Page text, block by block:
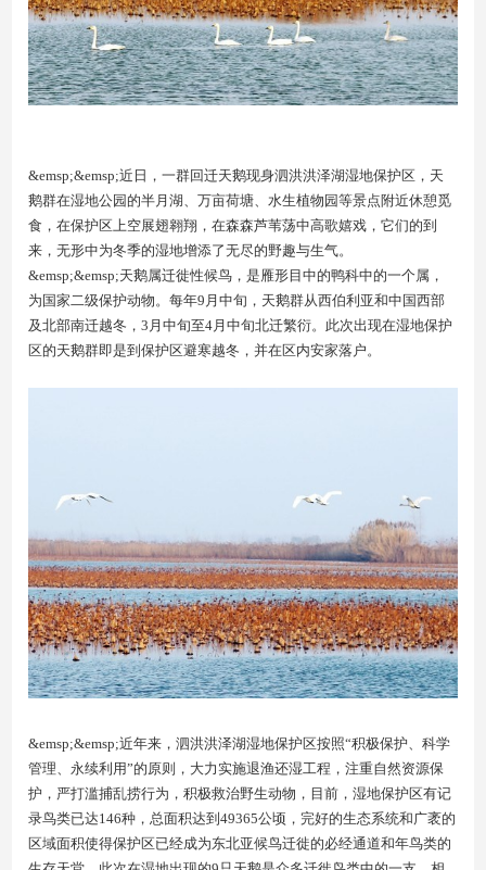
&emsp;&emsp;近日，一群回迁天鹅现身泗洪洪泽湖湿地保护区，天
鹅群在湿地公园的半月湖、万亩荷塘、水生植物园等景点附近休憩觅
食，在保护区上空展翅翱翔，在森森芦苇荡中高歌嬉戏，它们的到
来，无形中为冬季的湿地增添了无尽的野趣与生气。
&emsp;&emsp;天鹅属迁徙性候鸟，是雁形目中的鸭科中的一个属，
为国家二级保护动物。每年9月中旬，天鹅群从西伯利亚和中国西部
及北部南迁越冬，3月中旬至4月中旬北迁繁衍。此次出现在湿地保护
区的天鹅群即是到保护区避寒越冬，并在区内安家落户。
&emsp;&emsp;近年来，泗洪洪泽湖湿地保护区按照“积极保护、科学
管理、永续利用”的原则，大力实施退渔还湿工程，注重自然资源保
护，严打滥捕乱捞行为，积极救治野生动物，目前，湿地保护区有记
录鸟类已达146种，总面积达到49365公顷，完好的生态系统和广袤的
区域面积使得保护区已经成为东北亚候鸟迁徙的必经通道和年鸟类的